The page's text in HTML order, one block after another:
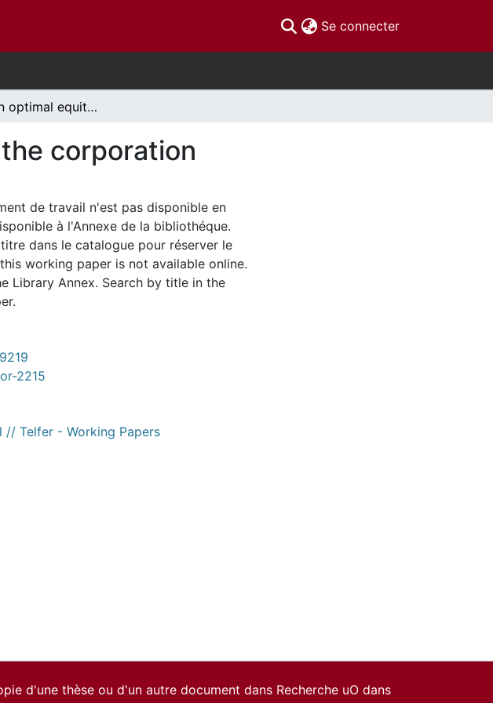
Se connecter(current)
A note on optimal equity financing of the corporation
corporation
de travail n'est pas disponible en
à l'Annexe de la bibliothéque.
dans le catalogue pour réserver le
working paper is not available online.
Library Annex. Search by title in the
2215
Telfer - Working Papers
d'une thèse ou d'un autre document dans Recherche uO dans